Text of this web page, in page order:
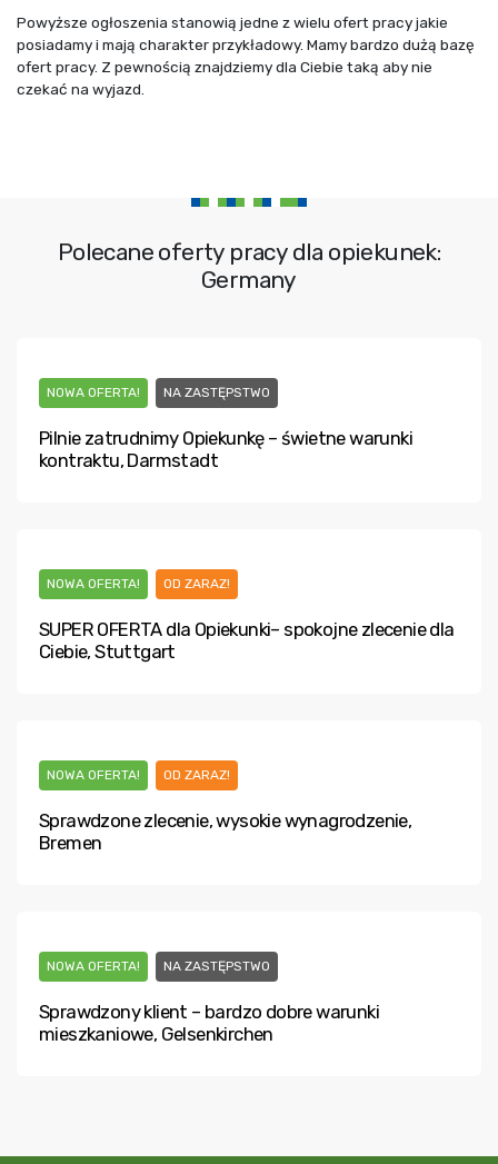
Powyższe ogłoszenia stanowią jedne z wielu ofert pracy jakie
posiadamy i mają charakter przykładowy. Mamy bardzo dużą bazę
ofert pracy. Z pewnością znajdziemy dla Ciebie taką aby nie
czekać na wyjazd.
Polecane oferty pracy dla opiekunek:
Germany
NOWA OFERTA! NA ZASTĘPSTWO
Pilnie zatrudnimy Opiekunkę – świetne warunki
kontraktu, Darmstadt
NOWA OFERTA! OD ZARAZ!
SUPER OFERTA dla Opiekunki– spokojne zlecenie dla
Ciebie, Stuttgart
NOWA OFERTA! OD ZARAZ!
Sprawdzone zlecenie, wysokie wynagrodzenie,
Bremen
NOWA OFERTA! NA ZASTĘPSTWO
Sprawdzony klient – bardzo dobre warunki
mieszkaniowe, Gelsenkirchen